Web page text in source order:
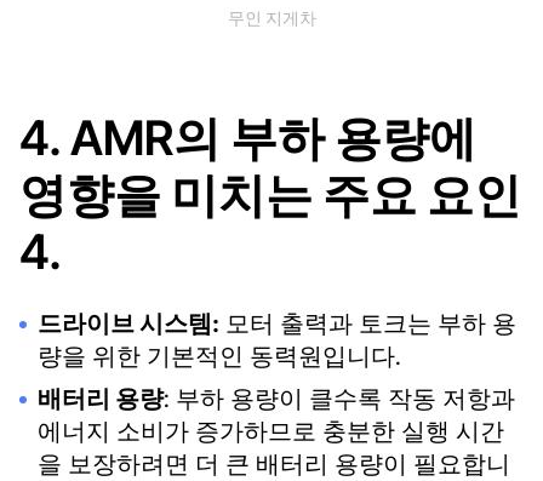
무인 지게차
4. AMR의 부하 용량에
영향을 미치는 주요 요인
4.
드라이브 시스템: 모터 출력과 토크는 부하 용
량을 위한 기본적인 동력원입니다.
배터리 용량: 부하 용량이 클수록 작동 저항과
에너지 소비가 증가하므로 충분한 실행 시간
을 보장하려면 더 큰 배터리 용량이 필요합니